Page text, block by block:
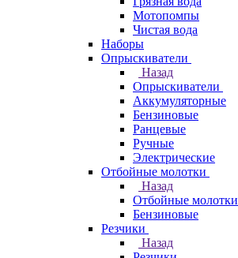
Мотопомпы
Чистая вода
Наборы
Опрыскиватели
Назад
Опрыскиватели
Аккумуляторные
Бензиновые
Ранцевые
Ручные
Электрические
Отбойные молотки
Назад
Отбойные молотки
Бензиновые
Резчики
Назад